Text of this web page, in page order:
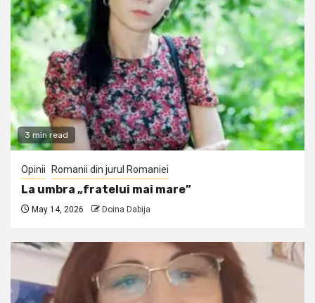
3 min read
Opinii Romanii din jurul Romaniei
La umbra „fratelui mai mare”
May 14, 2026 Doina Dabija